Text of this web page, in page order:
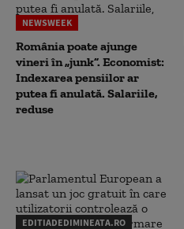
NEWSWEEK
România poate ajunge
vineri în „junk”. Economist:
Indexarea pensiilor ar
putea fi anulată. Salariile,
reduse
EDITIADEDIMINEATA.RO